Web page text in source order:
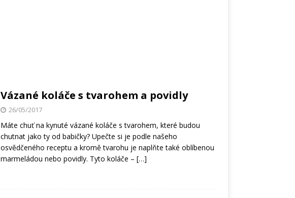
Vázané koláče s tvarohem a povidly
26/05/2017
Máte chuť na kynuté vázané koláče s tvarohem, které budou
chutnat jako ty od babičky? Upečte si je podle našeho
osvědčeného receptu a kromě tvarohu je naplňte také oblíbenou
marmeládou nebo povidly. Tyto koláče – […]